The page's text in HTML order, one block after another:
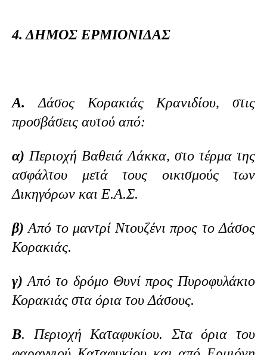
4. ΔΗΜΟΣ ΕΡΜΙΟΝΙΔΑΣ
Α. Δάσος Κορακιάς Κρανιδίου, στις
προσβάσεις αυτού από:
α) Περιοχή Βαθειά Λάκκα, στο τέρμα της
ασφάλτου μετά τους οικισμούς των
Δικηγόρων και Ε.Α.Σ.
β) Από το μαντρί Ντουζένι προς το Δάσος
Κορακιάς.
γ) Από το δρόμο Θυνί προς Πυροφυλάκιο
Κορακιάς στα όρια του Δάσους.
Β. Περιοχή Καταφυκίου. Στα όρια του